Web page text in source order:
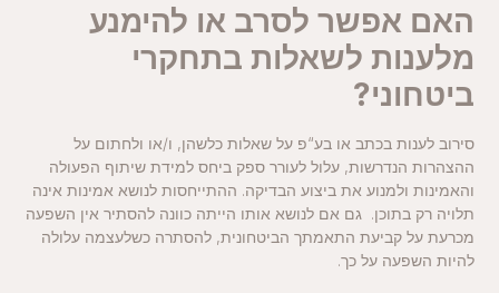
האם אפשר לסרב או להימנע
מלענות לשאלות בתחקרי
ביטחוני?
סירוב לענות בכתב או בע“פ על שאלות כלשהן, ו/או ולחתום על
ההצהרות הנדרשות, עלול לעורר ספק ביחס למידת שיתוף הפעולה
והאמינות ולמנוע את ביצוע הבדיקה. ההתייחסות לנושא אמינות אינה
תלויה רק בתוכן. גם אם לנושא אותו הייתה כוונה להסתיר אין השפעה
מכרעת על קביעת התאמתך הביטחונית, להסתרה כשלעצמה עלולה
להיות השפעה על כך.